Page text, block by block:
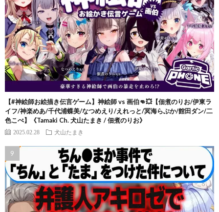
【#神絵師お絵描き伝言ゲーム】神絵師 vs 画伯👊💥【佃煮のりお/伊東ラ
イフ/神楽めあ/千代浦蝶美/なつめえり/えれっと/冥海らぶか/館田ダン/二
色こぺ】《Tamaki Ch. 犬山たまき / 佃煮のりお》
2025.02.28 犬山たまき